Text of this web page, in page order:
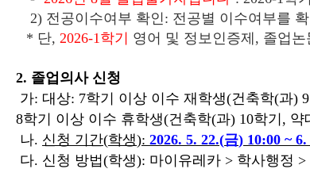
2) 전공이수여부 확인: 전공별 이수여부를
* 단, 2026-1학기 영어 및 정보인증제, 졸업
2. 졸업의사 신청
가: 대상: 7학기 이상 이수 재학생(건축학(과)
8학기 이상 이수 휴학생(건축학(과) 10학기, 약
나. 신청 기간(학생): 2026. 5. 22.(금) 10:00 ~
다. 신청 방법(학생): 마이유레카 > 학사행정